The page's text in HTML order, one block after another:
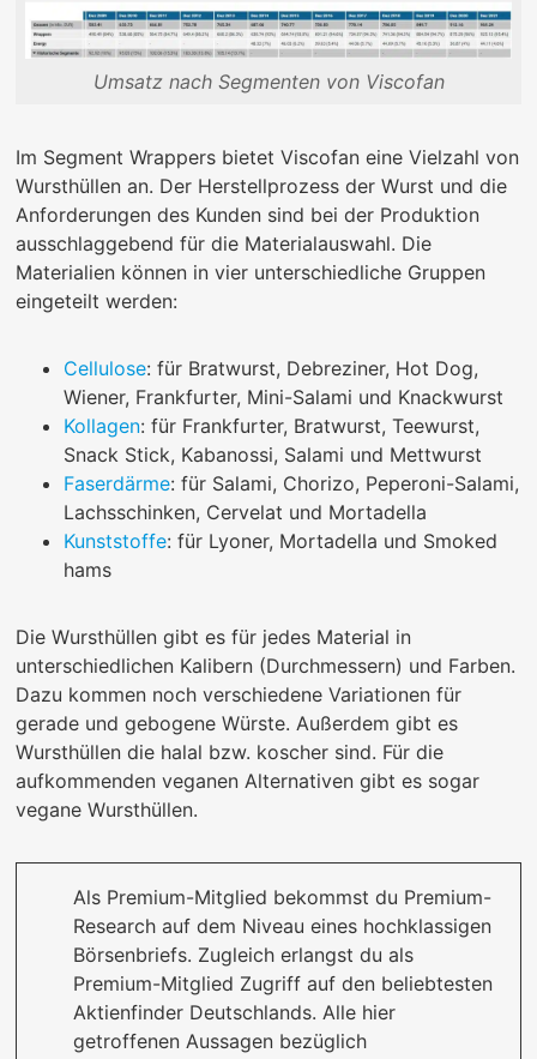
Umsatz nach Segmenten von Viscofan
Im Segment Wrappers bietet Viscofan eine Vielzahl von
Wursthüllen an. Der Herstellprozess der Wurst und die
Anforderungen des Kunden sind bei der Produktion
ausschlaggebend für die Materialauswahl. Die
Materialien können in vier unterschiedliche Gruppen
eingeteilt werden:
Cellulose: für Bratwurst, Debreziner, Hot Dog,
Wiener, Frankfurter, Mini-Salami und Knackwurst
Kollagen: für Frankfurter, Bratwurst, Teewurst,
Snack Stick, Kabanossi, Salami und Mettwurst
Faserdärme: für Salami, Chorizo, Peperoni-Salami,
Lachsschinken, Cervelat und Mortadella
Kunststoffe: für Lyoner, Mortadella und Smoked
hams
Die Wursthüllen gibt es für jedes Material in
unterschiedlichen Kalibern (Durchmessern) und Farben.
Dazu kommen noch verschiedene Variationen für
gerade und gebogene Würste. Außerdem gibt es
Wursthüllen die halal bzw. koscher sind. Für die
aufkommenden veganen Alternativen gibt es sogar
vegane Wursthüllen.
Als Premium-Mitglied bekommst du Premium-
Research auf dem Niveau eines hochklassigen
Börsenbriefs. Zugleich erlangst du als
Premium-Mitglied Zugriff auf den beliebtesten
Aktienfinder Deutschlands. Alle hier
getroffenen Aussagen bezüglich